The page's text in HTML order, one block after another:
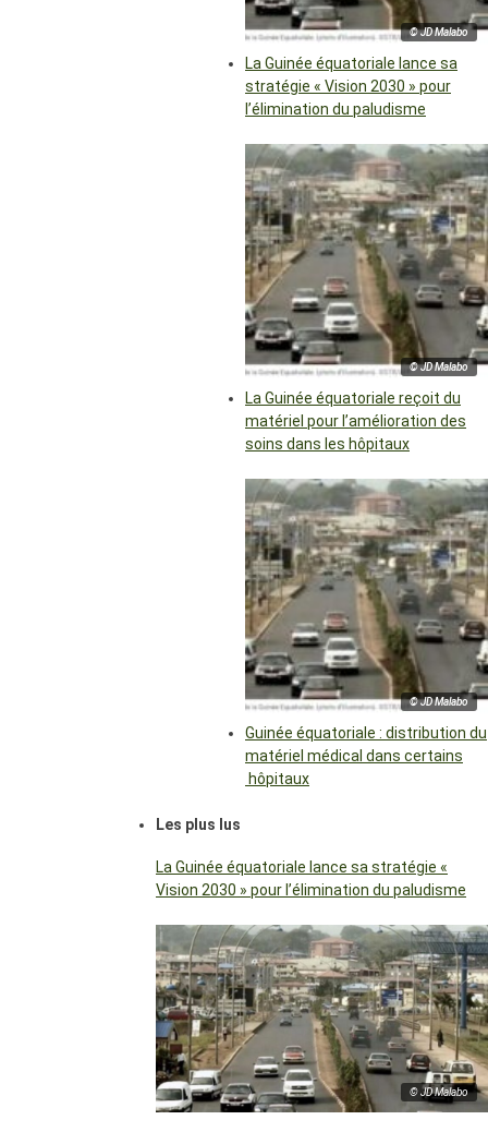
© JD Malabo
La Guinée équatoriale lance sa
stratégie « Vision 2030 » pour
l’élimination du paludisme
© JD Malabo
La Guinée équatoriale reçoit du
matériel pour l’amélioration des
soins dans les hôpitaux
© JD Malabo
Guinée équatoriale : distribution du
matériel médical dans certains
hôpitaux
Les plus lus
La Guinée équatoriale lance sa stratégie «
Vision 2030 » pour l’élimination du paludisme
© JD Malabo